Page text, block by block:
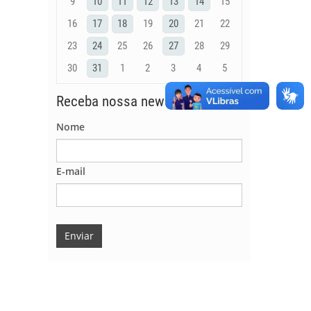
16
17 18 19 20 21
22
23
24 25 26 27 28
29
30
31 1 2 3 4 5
Receba nossa newsletter
Nome
E-mail
Enviar